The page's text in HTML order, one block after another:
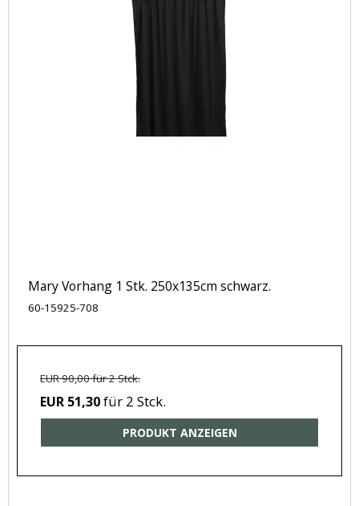
Mary Vorhang 1 Stk. 250x135cm schwarz.
60-15925-708
EUR 90,00 für 2 Stck.
EUR 51,30für 2 Stck.
PRODUKT ANZEIGEN